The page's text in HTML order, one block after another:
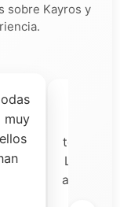
sobre Kayros y
muy
tomado
Las